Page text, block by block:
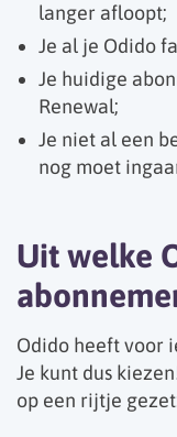
langer afloopt;
Je al je Odido
Je huidige
Renewal;
Je niet al een
nog moet
Uit welke
Odido heeft voor
Je kunt dus
op een rijtje